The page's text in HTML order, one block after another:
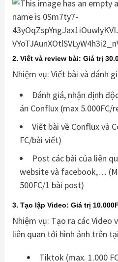
2. Viết và review bài: Giá trị
Nhiệm vụ: Viết bài và đánh
Đánh giá, nhận định
án Conflux (max 5.000FC/
Viết bài về Conflux và
FC/bài viết)
Post các bài của liên
website và facebook,…
500FC/1 bài post)
3. Tạo lập Video: Giá trị
Nhiệm vụ: Tạo ra các Video
liên quan tới hình ảnh trên
Tiktok (max. 1.000